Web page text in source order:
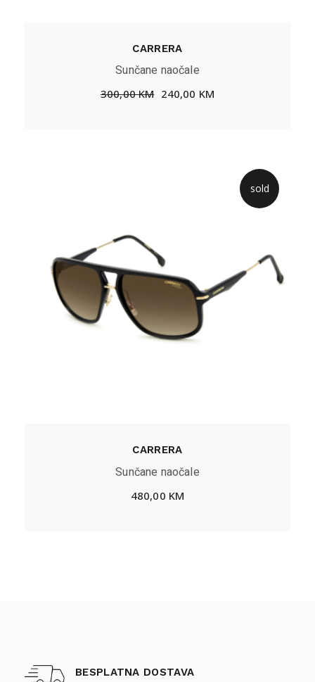
CARRERA
Sunčane naočale
300,00KM 240,00 KM
sold
CARRERA
Sunčane naočale
480,00 KM
BESPLATNA DOSTAVA